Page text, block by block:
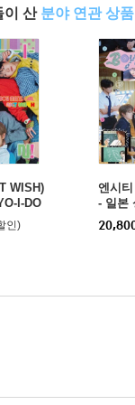
이 산 분야 연관 상품
WISH)
I-DO
GIRL
Ver.]
인)
엔시
- 일본
N! /
[통상